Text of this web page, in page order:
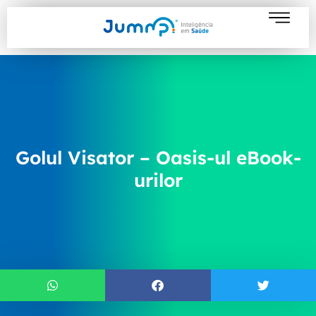
Golul Visator – Oasis-ul eBook-
urilor